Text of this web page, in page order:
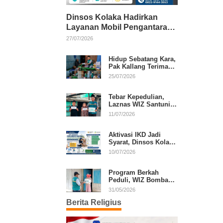
Dinsos Kolaka Hadirkan
Layanan Mobil Pengantaran
Gratis bagi Pasien Penerima
27/07/2026
Hidup Sebatang Kara,
Pak Kallang Terima
Bantuan dari Laznas
25/07/2026
Tebar Kepedulian,
Laznas WIZ Santuni
Anak Yatim dan
11/07/2026
Aktivasi IKD Jadi
Syarat, Dinsos Kolaka
Sosialisasikan
10/07/2026
Program Berkah
Peduli, WIZ Bombana
Bantu Lansia dan
31/05/2026
Berita Religius